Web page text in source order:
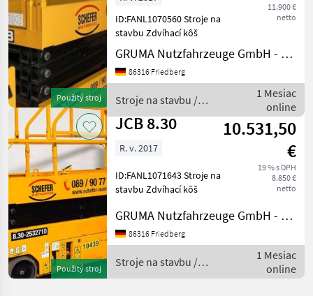
Genie
Manitou
JLG
Snorkel
Haulotte
všetkých
19
MARKETPLACE
Použitý stroj
11.900 €
netto
ID:FANL1070560 Stroje na
stavbu Zdvíhací kôš
GRUMA Nutzfahrzeuge GmbH - Staplertechnik
86316 Friedberg
Stroje na stavbu /
JCB
1 Mesiac
online
Použitý stroj
JCB 8.30
10.531,50
€
19 % s DPH
8.850 €
netto
R. v. 2017
ID:FANL1071643 Stroje na
stavbu Zdvíhací kôš
GRUMA Nutzfahrzeuge GmbH - Staplertechnik
86316 Friedberg
Stroje na stavbu /
JCB
1 Mesiac
online